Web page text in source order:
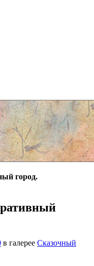
город.
в галерее Сказочный